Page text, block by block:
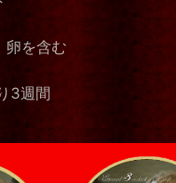
卵を含む
3週間